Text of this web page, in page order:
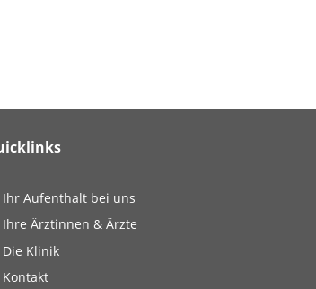
Ihr Aufenthalt bei uns
Ihre Ärztinnen & Ärzte
Die Klinik
Kontakt